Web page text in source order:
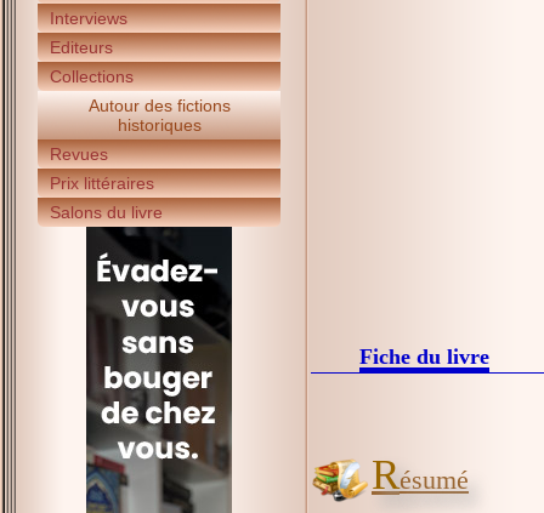
Interviews
Editeurs
Collections
Autour des fictions
historiques
Revues
Prix littéraires
Salons du livre
Fiche du livre
Résumé